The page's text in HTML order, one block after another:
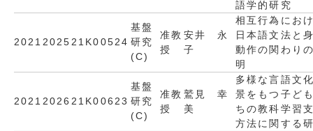
語学的研究
2021 2025 21K00524
基盤
研究
(C)
准教
授
安井 永
子
相互行為にお
日本語文法と
動作の関わり
明
2021 2026 21K00623
基盤
研究
(C)
准教
授
鷲見 幸
美
多様な言語文
景をもつ子ど
ちの教科学習
方法に関する